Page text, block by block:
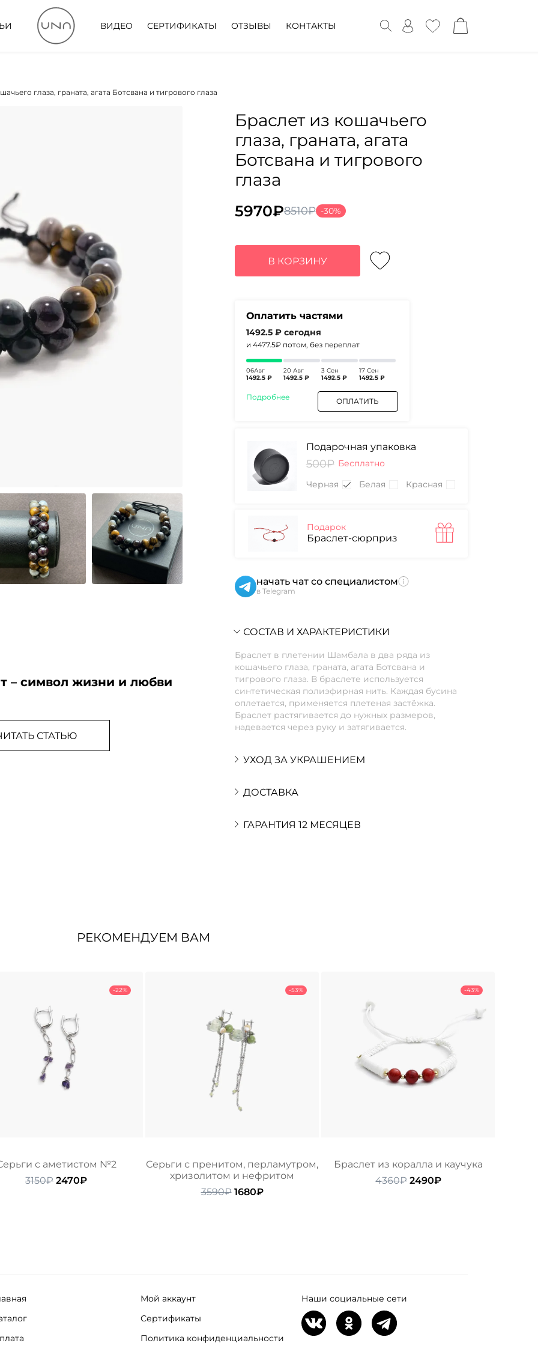
ВИДЕО СЕРТИФИКАТЫ ОТЗЫВЫ КОНТАКТЫ
глаза, граната, агата Ботсвана и тигрового глаза
– символ жизни и любви
СТАТЬЮ
Браслет из кошачьего
глаза, граната, агата
Ботсвана и тигрового
глаза
8510₽
Первоначальная
составляла
8510₽.
5970₽
Текущая
5970₽.
-30%
В КОРЗИНУ
Оплатить частями
1492.5 ₽ сегодня
и 4477.5₽ потом, без переплат
06Авг
1492.5 ₽
20 Авг
1492.5 ₽
3 Сен
1492.5 ₽
17 Сен
1492.5 ₽
Подробнее ОПЛАТИТЬ
Подарочная упаковка
500₽ Бесплатно
Черная
Белая Красная
Подарок
Браслет-сюрприз
начать чат со специалистом
в Telegram
СОСТАВ И ХАРАКТЕРИСТИКИ
Браслет в плетении Шамбала в два ряда из
кошачьего глаза, граната, агата Ботсвана и
тигрового глаза. В браслете используется
синтетическая полиэфирная нить. Каждая бусина
оплетается, применяется плетеная застёжка.
Браслет растягивается до нужных размеров,
надевается через руку и затягивается.
УХОД ЗА УКРАШЕНИЕМ
ДОСТАВКА
ГАРАНТИЯ 12 МЕСЯЦЕВ
РЕКОМЕНДУЕМ ВАМ
-22%
с аметистом №2
3150₽ Первоначальная
2470₽Текущая
-53%
Серьги с пренитом, перламутром,
хризолитом и нефритом
3590₽ Первоначальная
1680₽Текущая
-43%
Браслет из коралла и каучука
4360₽ Первоначальная
2490₽Текущая
Мой аккаунт
Сертификаты
Политика конфиденциальности
Наши социальные сети